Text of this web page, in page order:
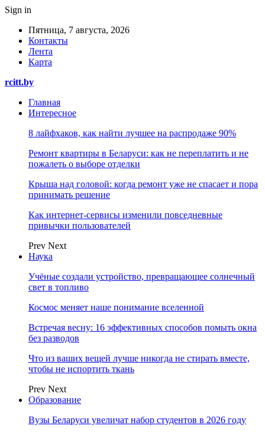
Sign in
Пятница, 7 августа, 2026
Контакты
Лента
Карта
rcitt.by
Главная
Интересное
8 лайфхаков, как найти лучшее на распродаже 90%
Ремонт квартиры в Беларуси: как не переплатить и не
пожалеть о выборе отделки
Крыша над головой: когда ремонт уже не спасает и пора
принимать решение
Как интернет-сервисы изменили повседневные
привычки пользователей
Prev Next
Наука
Учёные создали устройство, превращающее солнечный
свет в топливо
Космос меняет наше понимание вселенной
Встречая весну: 16 эффективных способов помыть окна
без разводов
Что из ваших вещей лучше никогда не стирать вместе,
чтобы не испортить ткань
Prev Next
Образование
Вузы Беларуси увеличат набор студентов в 2026 году